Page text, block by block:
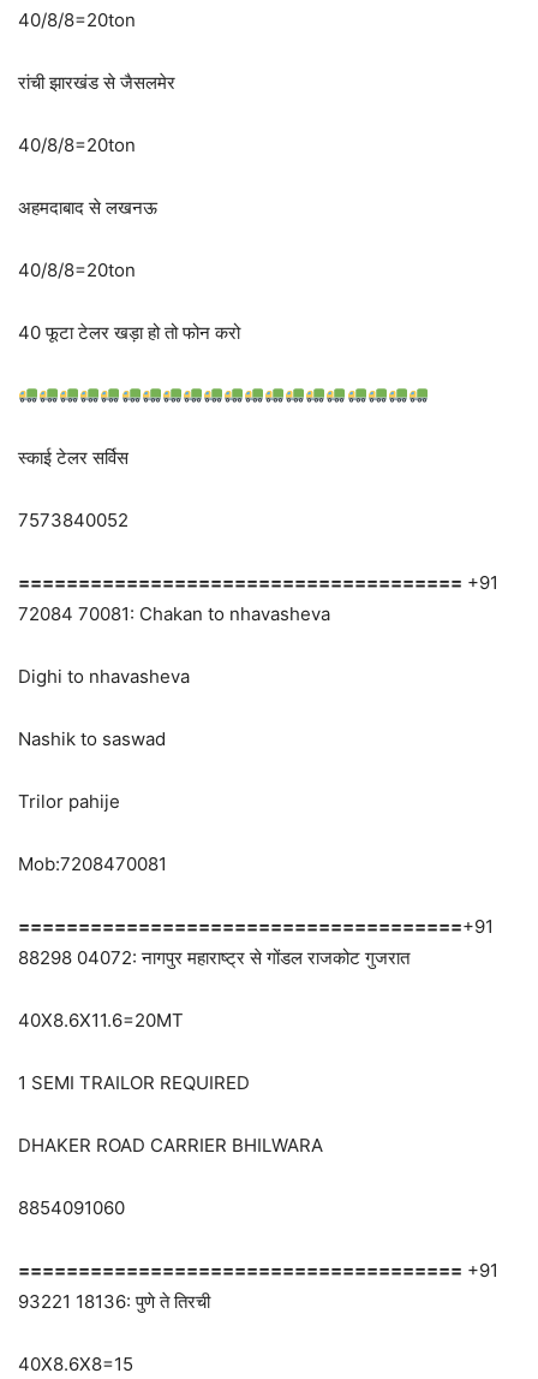
40/8/8=20ton
रांची झारखंड से जैसलमेर
40/8/8=20ton
अहमदाबाद से लखनऊ
40/8/8=20ton
40 फूटा टेलर खड़ा हो तो फोन करो
स्काई टेलर सर्विस
7573840052
===================================== +91
72084 70081: Chakan to nhavasheva
Dighi to nhavasheva
Nashik to saswad
Trilor pahije
Mob:7208470081
=====================================+91
88298 04072: नागपुर महाराष्ट्र से गोंडल राजकोट गुजरात
40X8.6X11.6=20MT
1 SEMI TRAILOR REQUIRED
DHAKER ROAD CARRIER BHILWARA
8854091060
===================================== +91
93221 18136: पुणे ते तिरची
40X8.6X8=15